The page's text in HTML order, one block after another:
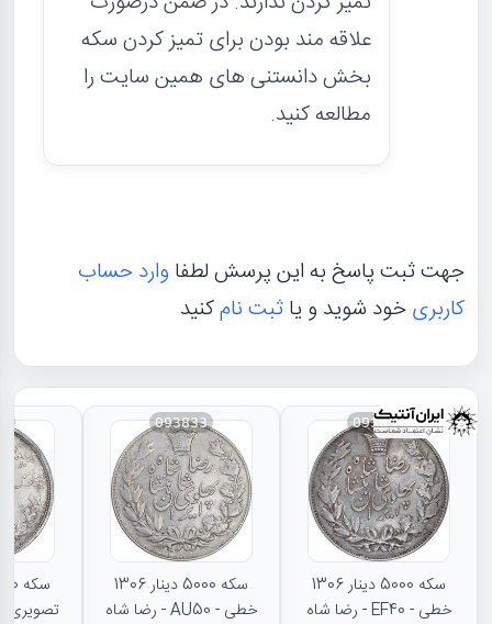
علاقه مند بودن برای تمیز کردن سکه
بخش دانستنی های همین سایت را
مطالعه کنید.
جهت ثبت پاسخ به این پرسش لطفا وارد حساب
کاربریخود شوید و یاثبت نامکنید
093834
سکه 5000 دینار 1306
خطی - EF40 - رضا شاه
093833
سکه 5000 دینار 1306
خطی - AU50 - رضا شاه
تصویری -